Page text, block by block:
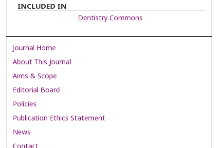
INCLUDED IN
Dentistry Commons
Journal Home
About This Journal
Aims & Scope
Editorial Board
Policies
Publication Ethics Statement
News